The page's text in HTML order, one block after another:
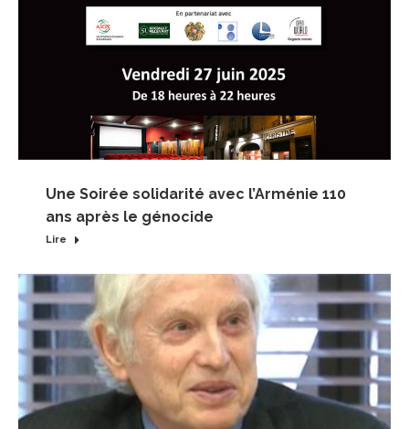
Une Soirée solidarité avec l’Arménie 110
ans après le génocide
Lire